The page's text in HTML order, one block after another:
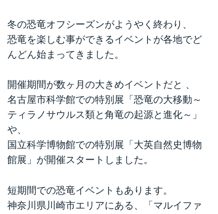
冬の恐竜オフシーズンがようやく終わり、
恐竜を楽しむ事ができるイベントが各地でど
んどん始まってきました。
開催期間が数ヶ月の大きめイベントだと 、
名古屋市科学館での特別展「恐竜の大移動～
ティラノサウルス類と角竜の起源と進化～」
や、
国立科学博物館での特別展「大英自然史博物
館展」が開催スタートしました。
短期間での恐竜イベントもあります。
神奈川県川崎市エリアにある、「マルイファ